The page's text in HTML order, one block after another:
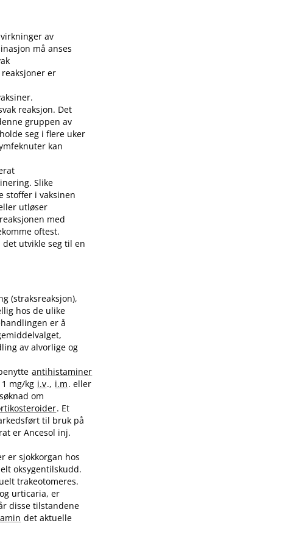
av
må anses
er
reaksjon. Det
gruppen av
seg i flere uker
kan
Slike
stoffer i vaksinen
utløser
med
oftest.
utvikle seg til en
(straksreaksjon),
hos de ulike
er å
av alvorlige og
antihistaminer
mg/kg i.v., i.m. eller
om
. Et
til bruk på
er Ancesol inj.
er sjokkorgan hos
oksygentilskudd.
trakeotomeres.
urticaria, er
disse tilstandene
det aktuelle